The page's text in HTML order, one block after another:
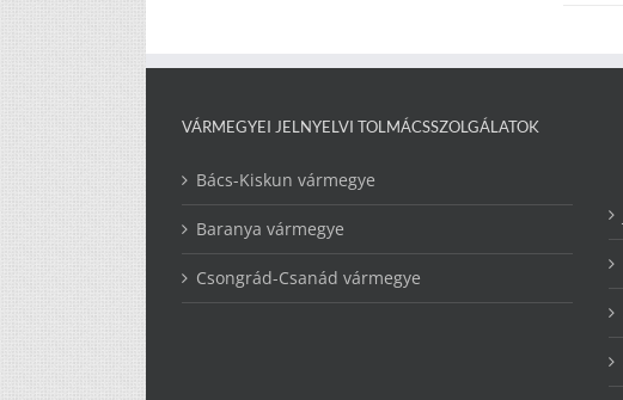
VÁRMEGYEI JELNYELVI TOLMÁCSSZOLGÁLATOK
Bács-Kiskun vármegye
Baranya vármegye
Csongrád-Csanád vármegye